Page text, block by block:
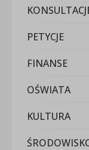
PETYCJE
FINANSE
OŚWIATA
KULTURA